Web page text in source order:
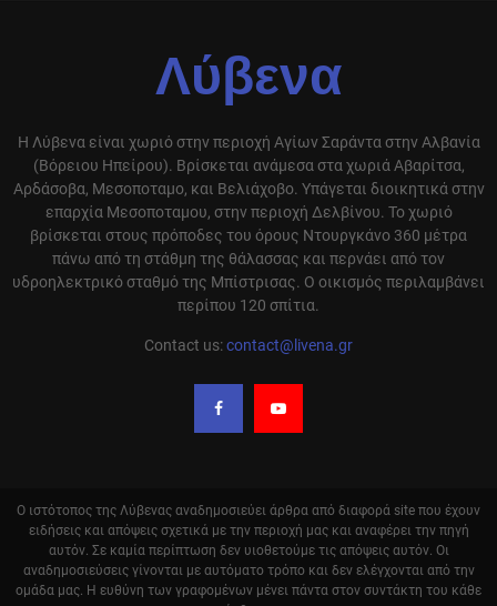
Λύβενα
Η Λύβενα είναι χωριό στην περιοχή Αγίων Σαράντα στην Αλβανία
(Βόρειου Ηπείρου). Βρίσκεται ανάμεσα στα χωριά Αβαρίτσα,
Αρδάσοβα, Μεσοποταμο, και Βελιάχοβο. Υπάγεται διοικητικά στην
επαρχία Μεσοποταμου, στην περιοχή Δελβίνου. Το χωριό
βρίσκεται στους πρόποδες του όρους Ντουργκάνο 360 μέτρα
πάνω από τη στάθμη της θάλασσας και περνάει από τον
υδροηλεκτρικό σταθμό της Μπίστρισας. Ο οικισμός περιλαμβάνει
περίπου 120 σπίτια.
Contact us:contact@livena.gr
Ο ιστότοπος της Λύβενας αναδημοσιεύει άρθρα από διαφορά site που έχουν
ειδήσεις και απόψεις σχετικά με την περιοχή μας και αναφέρει την πηγή
αυτόν. Σε καμία περίπτωση δεν υιοθετούμε τις απόψεις αυτόν. Οι
αναδημοσιεύσεις γίνονται με αυτόματο τρόπο και δεν ελέγχονται από την
ομάδα μας. Η ευθύνη των γραφομένων μένει πάντα στον συντάκτη του κάθε